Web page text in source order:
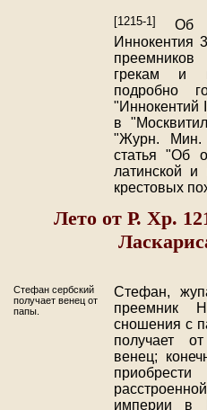
[1215-1]
Об
Иннокентия
грекам и
подробно
"Иннокентий
в
"Журн. Мин.
статья "Об
латинской и
крестовых
Лето от Р. Хр.
Стефан сербский
получает венец от
папы.
Стефан,
преемник
сношения с
получает
венец;
приобрести
империи в